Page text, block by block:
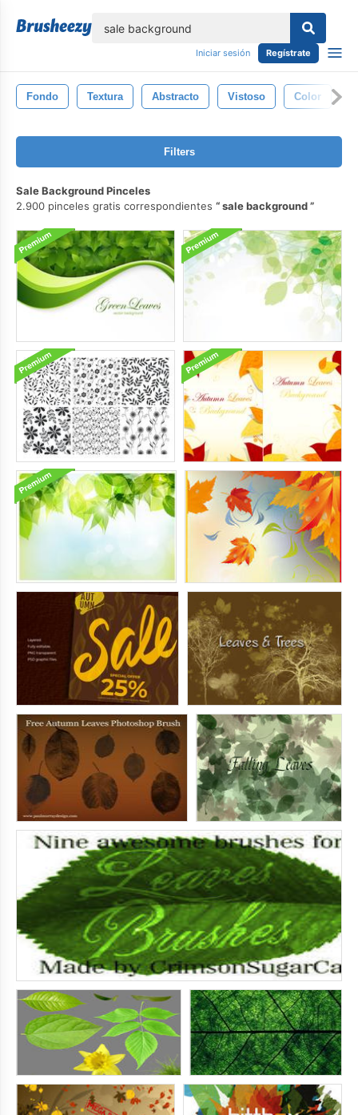
Iniciar sesión Regístrate
Fondo Textura Abstracto Vistoso Color
Filters
Sale Background Pinceles
2.900 pinceles gratis correspondientes
sale background